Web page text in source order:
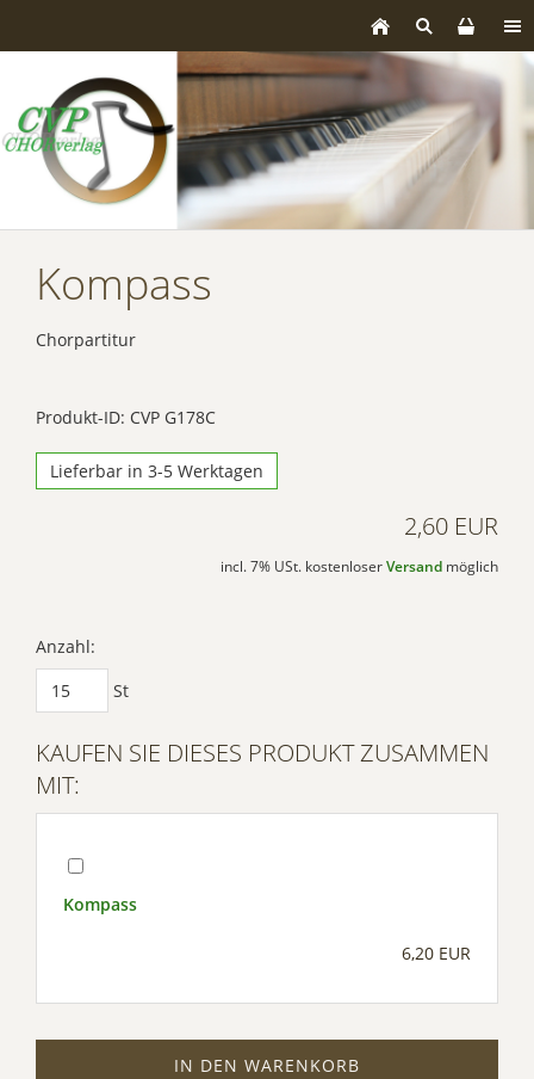
Kompass
Chorpartitur
Produkt-ID: CVP G178C
Lieferbar in 3-5 Werktagen
2,60 EUR
incl. 7% USt. kostenloser Versand möglich
Anzahl:
St
KAUFEN SIE DIESES PRODUKT ZUSAMMEN
MIT:
Kompass
6,20 EUR
IN DEN WARENKORB